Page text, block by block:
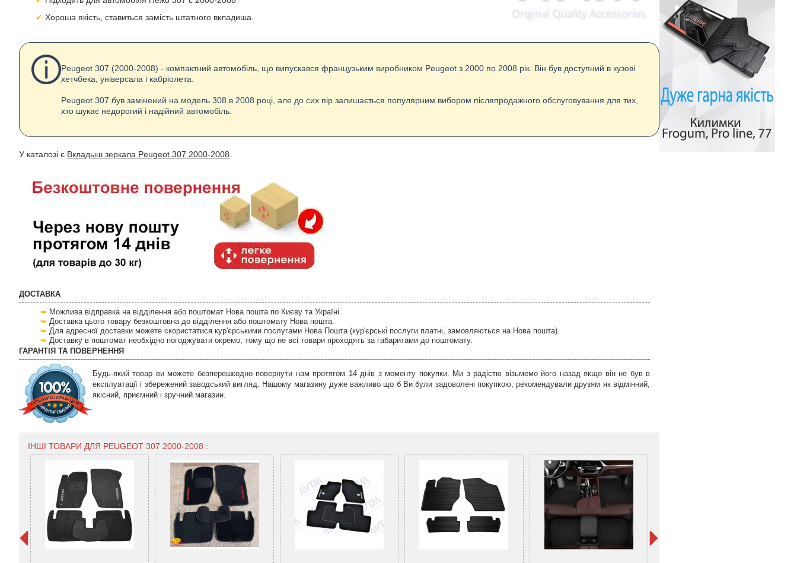
Хороша якість, ставиться замість штатного вкладиша.
Peugeot 307 (2000-2008) - компактний автомобіль, що випускався французьким виробником Peugeot з 2000 по 2008 рік. Він був доступний в кузові
хетчбека, універсала і кабріолета.
Peugeot 307 був замінений на модель 308 в 2008 році, але до сих пір залишається популярним вибором післяпродажного обслуговування для тих,
хто шукає недорогий і надійний автомобіль.
У каталозі є Вкладыш зеркала Peugeot 307 2000-2008
ДОСТАВКА
Можлива відправка на відділення або поштомат Нова пошта по Києву та Україні.
Доставка цього товару безкоштовна до відділення або поштомату Нова пошта.
Для адресної доставки можете скористатися кур'єрськими послугами Нова Пошта (кур'єрські послуги платні, замовляються на Нова пошта).
Доставку в поштомат необхідно погоджувати окремо, тому що не всі товари проходять за габаритами до поштомату.
ГАРАНТІЯ ТА ПОВЕРНЕННЯ
Будь-який товар ви можете безперешкодно повернути нам протягом 14 днів з моменту покупки. Ми з радістю візьмемо його назад якщо він не був в
експлуатації і збережений заводський вигляд. Нашому магазину дуже важливо що б Ви були задоволені покупкою, рекомендували друзям як відмінний,
якісний, приємний і зручний магазин.
ІНШІ ТОВАРИ ДЛЯ PEUGEOT 307 2000-2008 :